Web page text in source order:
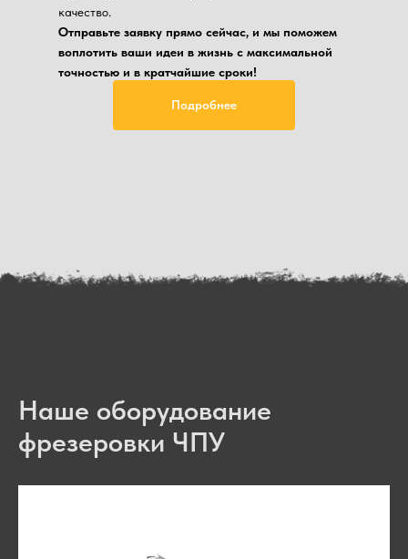
качество.
Отправьте заявку прямо сейчас, и мы поможем
воплотить ваши идеи в жизнь с максимальной
точностью и в кратчайшие сроки!
Подробнее
будет передан внешний вид изделия, тем
быстрее мы сможем его сделать.
SolidWorks, AutoCAD, Компас 3D, STEP и STP.
Фото
Наше оборудование
фрезеровки ЧПУ